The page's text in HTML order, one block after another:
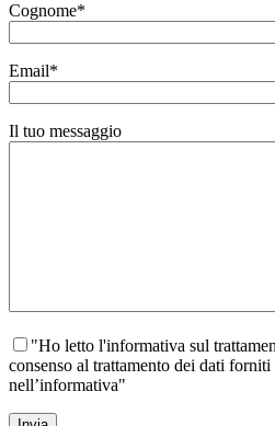
Cognome*
Email*
Il tuo messaggio
"Ho letto l'informativa sul
consenso al trattamento dei dati
nell’informativa"